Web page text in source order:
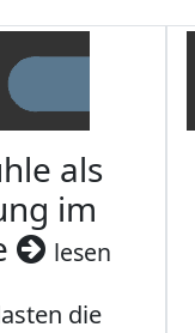
als
im
lesen
die